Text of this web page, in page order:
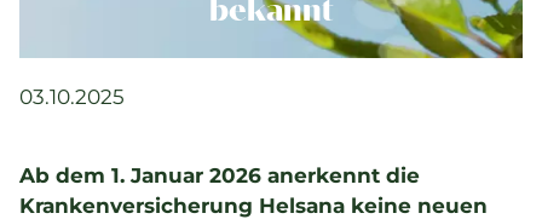
Karriere & Jobs
bekannt
03.10.2025
Ab dem 1. Januar 2026 anerkennt die
Krankenversicherung Helsana keine neuen